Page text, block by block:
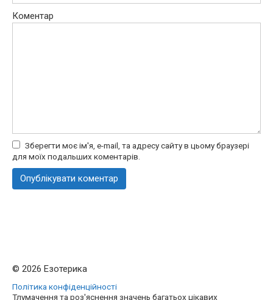
Коментар
Зберегти моє ім'я, e-mail, та адресу сайту в цьому браузері
для моїх подальших коментарів.
© 2026 Езотерика
Політика конфіденційності
Тлумачення та роз'яснення значень багатьох цікавих